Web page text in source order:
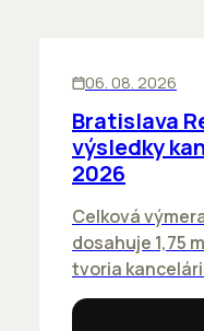
06. 08. 2026
Bratislava
výsledky
2026
Celková
dosahuje 1,75
tvoria